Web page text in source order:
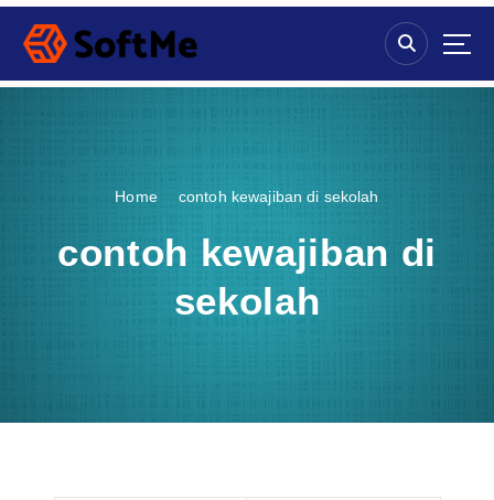
S
p
Home contoh kewajiban di sekolah
contoh kewajiban di
sekolah